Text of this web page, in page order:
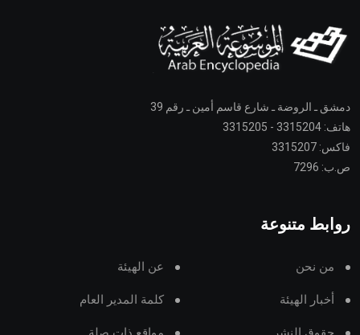
دمشق ـ الروضة ـ شارع قاسم أمين ـ رقم 39
هاتف: 3315204 - 3315205
فاكس: 3315207
ص.ب: 7296
روابط متنوعة
من نحن عن الهيئة
أخبار الهيئة كلمة المدير العام